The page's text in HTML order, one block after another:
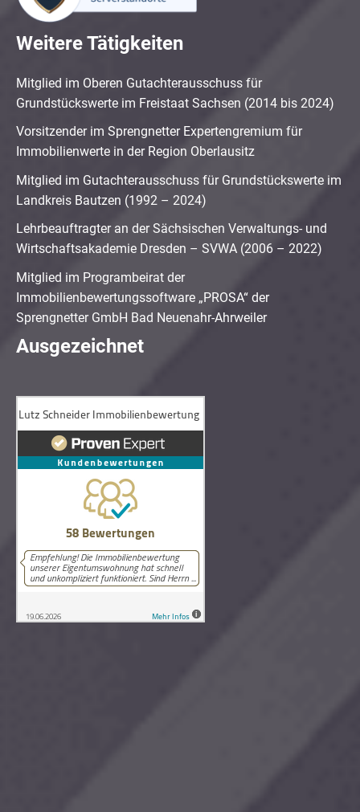
Weitere Tätigkeiten
Mitglied im Oberen Gutachterausschuss für
Grundstückswerte im Freistaat Sachsen (2014 bis 2024)
Vorsitzender im Sprengnetter Expertengremium für
Immobilienwerte in der Region Oberlausitz
Mitglied im Gutachterausschuss für Grundstückswerte im
Landkreis Bautzen (1992 – 2024)
Lehrbeauftragter an der Sächsischen Verwaltungs- und
Wirtschaftsakademie Dresden – SVWA (2006 – 2022)
Mitglied im Programbeirat der
Immobilienbewertungssoftware „PROSA“ der
Sprengnetter GmbH Bad Neuenahr-Ahrweiler
Ausgezeichnet